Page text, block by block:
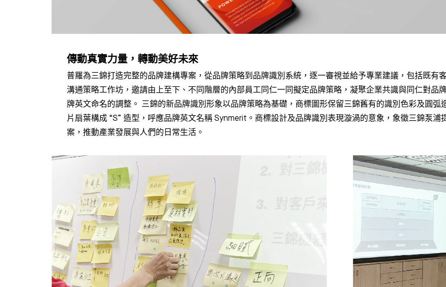
傳動真實力量，轉動美好未來
普羅為三錦打造完整的品牌建構專案，從品牌策略到品牌識別系統，逐一審視並給予專業建議，包括既有
溝通策略工作坊，邀請由上至下、不同階層的內部員工同仁一同擬定品牌策略，凝聚企業共識與同仁對品
牌英文命名的調整。 三錦的新品牌識別形象以品牌策略為基礎，商標圖形保留三錦舊有的識別色彩及圓
片扇葉構成 “S” 造型，呼應品牌英文名稱 Synmerit。商標設計及品牌識別表現漩渦的意象，象徵三錦泵
案，推動產業發展與人們的日常生活。